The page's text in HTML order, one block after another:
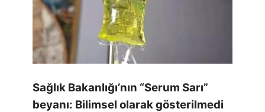
Sağlık Bakanlığı’nın “Serum Sarı”
beyanı: Bilimsel olarak gösterilmedi